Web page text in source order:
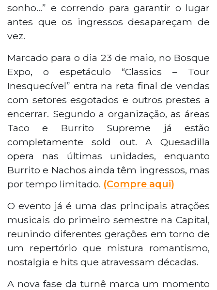
sonho…” e correndo para garantir o lugar
antes que os ingressos desapareçam de
vez.
Marcado para o dia 23 de maio, no Bosque
Expo, o espetáculo “Classics – Tour
Inesquecível” entra na reta final de vendas
com setores esgotados e outros prestes a
encerrar. Segundo a organização, as áreas
Taco e Burrito Supreme já estão
completamente sold out. A Quesadilla
opera nas últimas unidades, enquanto
Burrito e Nachos ainda têm ingressos, mas
por tempo limitado. (Compre aqui)
O evento já é uma das principais atrações
musicais do primeiro semestre na Capital,
reunindo diferentes gerações em torno de
um repertório que mistura romantismo,
nostalgia e hits que atravessam décadas.
A nova fase da turnê marca um momento